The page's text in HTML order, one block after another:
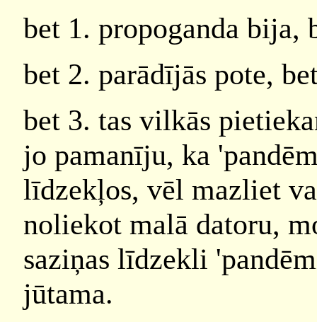
bet 1. propoganda bija,
bet 2. parādījās pote,
bet 3. tas vilkās
jo pamanīju, ka
līdzekļos, vēl mazliet
noliekot malā datoru,
saziņas līdzekli
jūtama.